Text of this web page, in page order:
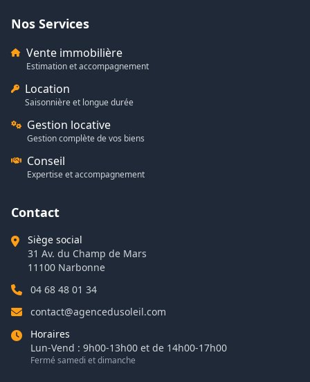
Nos Services
Vente immobilière
Estimation et accompagnement
Location
Saisonnière et longue durée
Gestion locative
Gestion complète de vos biens
Conseil
Expertise et accompagnement
Contact
Siège social
31 Av. du Champ de Mars
11100 Narbonne
04 68 48 01 34
contact@agencedusoleil.com
Horaires
Lun-Vend : 9h00-13h00 et de 14h00-17h00
Fermé samedi et dimanche